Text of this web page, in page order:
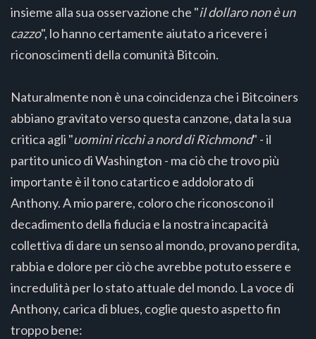
insieme alla sua osservazione che "il dollaro non è un
cazzo", lo hanno certamente aiutato a ricevere i
riconoscimenti della comunità Bitcoin.
Naturalmente non è una coincidenza che i Bitcoiners
abbiano gravitato verso questa canzone, data la sua
critica agli "uomini ricchi a nord di Richmond" - il
partito unico di Washington - ma ciò che trovo più
importante è il tono catartico e addolorato di
Anthony. A mio parere, coloro che riconoscono il
decadimento della fiducia e la nostra incapacità
collettiva di dare un senso al mondo, provano perdita,
rabbia e dolore per ciò che avrebbe potuto essere e
incredulità per lo stato attuale del mondo. La voce di
Anthony, carica di blues, coglie questo aspetto fin
troppo bene: